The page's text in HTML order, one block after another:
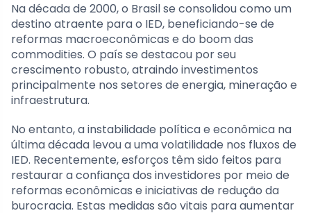
Na década de 2000, o Brasil se consolidou como um
destino atraente para o IED, beneficiando-se de
reformas macroeconômicas e do boom das
commodities. O país se destacou por seu
crescimento robusto, atraindo investimentos
principalmente nos setores de energia, mineração e
infraestrutura.
No entanto, a instabilidade política e econômica na
última década levou a uma volatilidade nos fluxos de
IED. Recentemente, esforços têm sido feitos para
restaurar a confiança dos investidores por meio de
reformas econômicas e iniciativas de redução da
burocracia. Estas medidas são vitais para aumentar